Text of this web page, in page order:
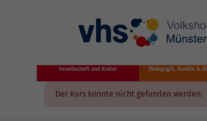
Gesellschaft und Kultur Pädagogik, Familie &
Der Kurs konnte nicht gefunden werden.